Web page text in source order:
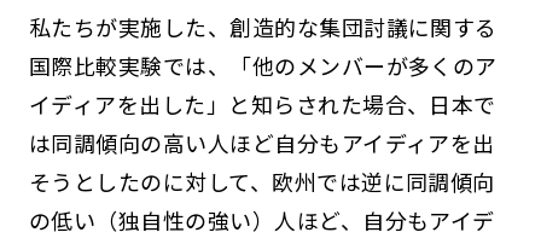
私たちが実施した、創造的な集団討議に関する
国際比較実験では、「他のメンバーが多くのア
イディアを出した」と知らされた場合、日本で
は同調傾向の高い人ほど自分もアイディアを出
そうとしたのに対して、欧州では逆に同調傾向
の低い（独自性の強い）人ほど、自分もアイデ